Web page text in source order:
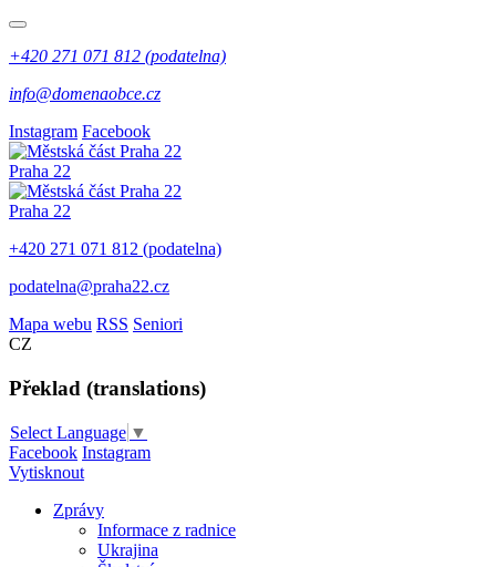
+420 271 071 812 (podatelna)
info@domenaobce.cz
Instagram Facebook
Praha 22
Praha 22
+420 271 071 812 (podatelna)
podatelna@praha22.cz
Mapa webu RSS Seniori
CZ
Překlad (translations)
Select Language ▼
Facebook Instagram
Vytisknout
Zprávy
Informace z radnice
Ukrajina